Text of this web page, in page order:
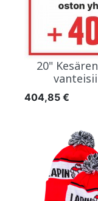
20"
Hinta
404,85 €